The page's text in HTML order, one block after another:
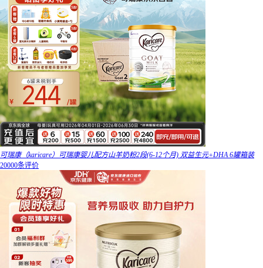
可瑞康（karicare）可瑞康婴儿配方山羊奶粉2段(6-12个月) 双益生元+DHA 6罐箱装
20000条评价